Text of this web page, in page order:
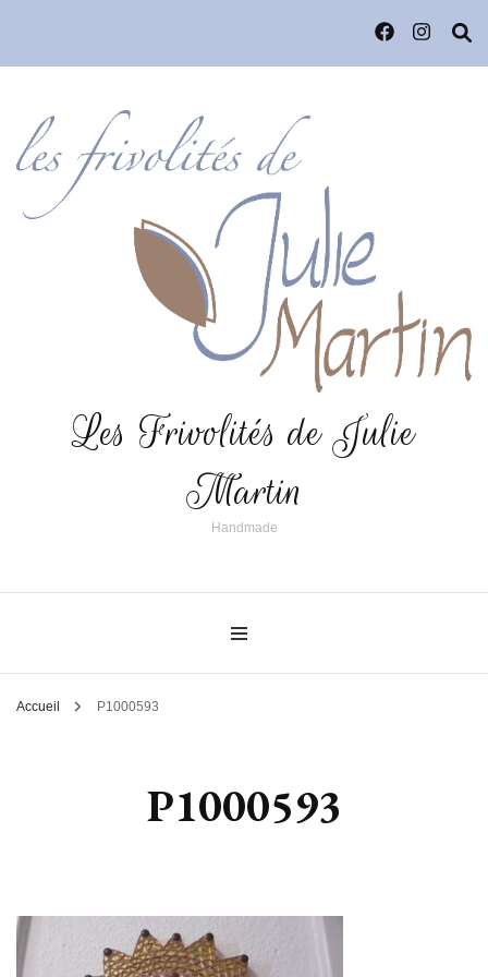
Les Frivolités de Julie
Martin
Handmade
Accueil P1000593
P1000593